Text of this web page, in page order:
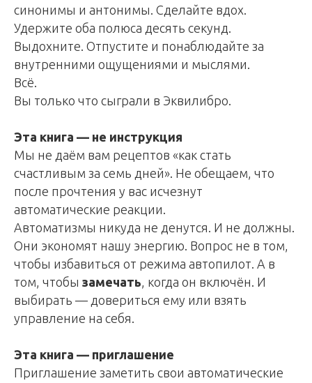
синонимы и антонимы. Сделайте вдох.
Удержите оба полюса десять секунд.
Выдохните. Отпустите и понаблюдайте за
внутренними ощущениями и мыслями.
Всё.
Вы только что сыграли в Эквилибро.
Эта книга — не инструкция
Мы не даём вам рецептов «как стать
счастливым за семь дней». Не обещаем, что
после прочтения у вас исчезнут
автоматические реакции.
Автоматизмы никуда не денутся. И не должны.
Они экономят нашу энергию. Вопрос не в том,
чтобы избавиться от режима автопилот. А в
том, чтобы замечать, когда он включён. И
выбирать — довериться ему или взять
управление на себя.
Эта книга — приглашение
Приглашение заметить свои автоматические